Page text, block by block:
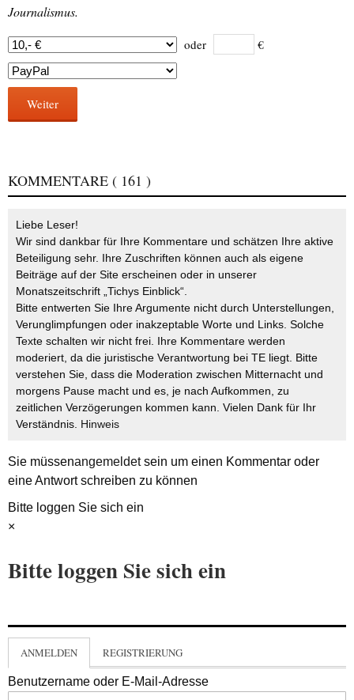
Journalismus.
oder €
Weiter
KOMMENTARE ( 161 )
Liebe Leser!
Wir sind dankbar für Ihre Kommentare und schätzen Ihre aktive
Beteiligung sehr. Ihre Zuschriften können auch als eigene
Beiträge auf der Site erscheinen oder in unserer
Monatszeitschrift „Tichys Einblick“.
Bitte entwerten Sie Ihre Argumente nicht durch Unterstellungen,
Verunglimpfungen oder inakzeptable Worte und Links. Solche
Texte schalten wir nicht frei. Ihre Kommentare werden
moderiert, da die juristische Verantwortung bei TE liegt. Bitte
verstehen Sie, dass die Moderation zwischen Mitternacht und
morgens Pause macht und es, je nach Aufkommen, zu
zeitlichen Verzögerungen kommen kann. Vielen Dank für Ihr
Verständnis. Hinweis
Sie müssenangemeldetsein um einen Kommentar oder
eine Antwort schreiben zu können
Bitte loggen Sie sich ein
×
Bitte loggen Sie sich ein
ANMELDEN REGISTRIERUNG
Benutzername oder E-Mail-Adresse